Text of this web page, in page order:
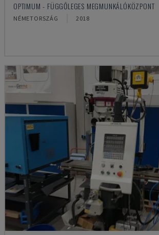
OPTIMUM - FÜGGŐLEGES MEGMUNKÁLÓKÖZPONT
NÉMETORSZÁG 2018